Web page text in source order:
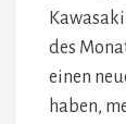
des
einen
haben,